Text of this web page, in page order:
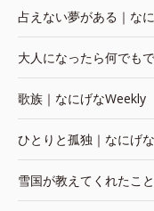
占えない夢がある｜な
大人になったら何でも
歌族｜なにげなWeekly
ひとりと孤独｜なにげ
雪国が教えてくれたこ